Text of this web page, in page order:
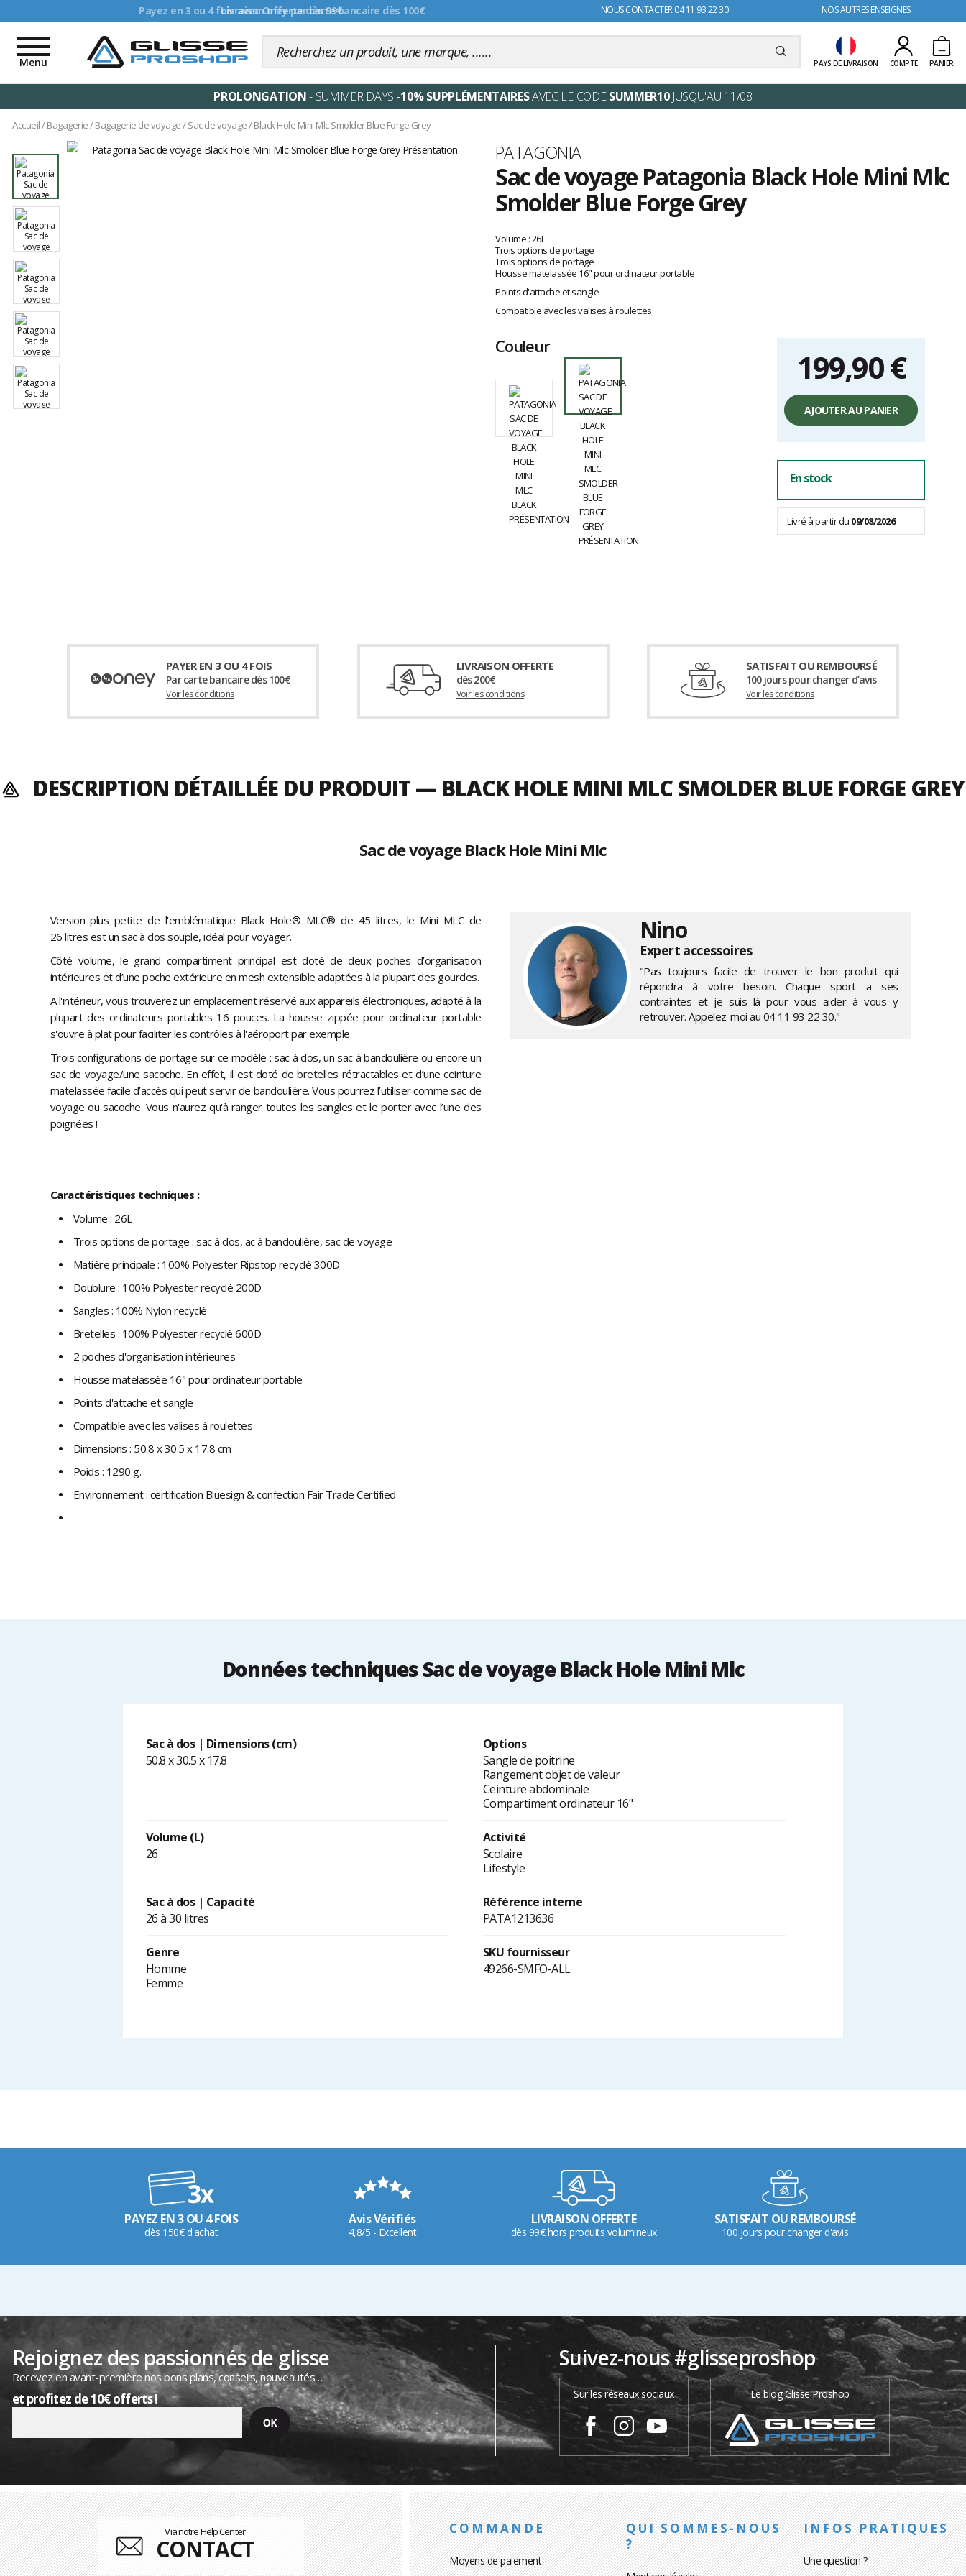
Livraison offerte dès 99€ NOUS CONTACTER 04 11 93 22 30 NOS AUTRES ENSEIGNES
PAYS DE LIVRAISON COMPTE PANIER
Toggle
navigation
Menu
PROLONGATION- SUMMER DAYS -10% SUPPLÉMENTAIRESAVEC LE CODESUMMER10JUSQU'AU 11/08
Accueil/Bagagerie/Bagagerie de voyage/Sac de voyage/Black Hole Mini Mlc Smolder Blue Forge Grey
Marque
PATAGONIA
Sac de voyage Patagonia Black Hole Mini Mlc
Smolder Blue Forge Grey
avis
clients
Volume : 26L
Trois options de portage
Trois options de portage
Housse matelassée 16" pour ordinateur portable
Points d'attache et sangle
Compatible avec les valises à roulettes
Couleur
199,90 €
Prix
unitaire,
hors
frais
AJOUTER AU PANIER
En stock
Livré à partir du 09/08/2026
PAYER EN 3 OU 4 FOIS
Par carte bancaire dès 100€
Voir les conditions
LIVRAISON OFFERTE
dès 200€
Voir les conditions
SATISFAIT OU REMBOURSÉ
100 jours pour changer d’avis
Voir les conditions
DESCRIPTION DÉTAILLÉE DU PRODUIT — BLACK HOLE MINI MLC SMOLDER BLUE FORGE GREY
Sac de voyage Black Hole Mini Mlc
Version plus petite de l'emblématique Black Hole® MLC® de 45 litres, le Mini MLC de
26 litres est un sac à dos souple, idéal pour voyager.
Côté volume, le grand compartiment principal est doté de deux poches d’organisation
intérieures et d’une poche extérieure en mesh extensible adaptées à la plupart des gourdes.
A l'intérieur, vous trouverez un emplacement réservé aux appareils électroniques, adapté à la
plupart des ordinateurs portables 16 pouces. La housse zippée pour ordinateur portable
s'ouvre à plat pour faciliter les contrôles à l'aéroport par exemple.
Trois configurations de portage sur ce modèle : sac à dos, un sac à bandoulière ou encore un
sac de voyage/une sacoche. En effet, il est doté de bretelles rétractables et d’une ceinture
matelassée facile d’accès qui peut servir de bandoulière. Vous pourrez l’utiliser comme sac de
voyage ou sacoche. Vous n'aurez qu'à ranger toutes les sangles et le porter avec l’une des
poignées !
Caractéristiques techniques :
Volume : 26L
Trois options de portage : sac à dos, ac à bandoulière, sac de voyage
Matière principale : 100% Polyester Ripstop recyclé 300D
Doublure : 100% Polyester recyclé 200D
Sangles : 100% Nylon recyclé
Bretelles : 100% Polyester recyclé 600D
2 poches d'organisation intérieures
Housse matelassée 16" pour ordinateur portable
Points d'attache et sangle
Compatible avec les valises à roulettes
Dimensions : 50.8 x 30.5 x 17.8 cm
Poids : 1290 g.
Environnement : certification Bluesign & confection Fair Trade Certified
Nino
Expert accessoires
"Pas toujours facile de trouver le bon produit qui
répondra à votre besoin. Chaque sport a ses
contraintes et je suis là pour vous aider à vous y
retrouver. Appelez-moi au 04 11 93 22 30."
Données techniques Sac de voyage Black Hole Mini Mlc
Sac à dos | Dimensions (cm)
50.8 x 30.5 x 17.8
Options
Sangle de poitrine
Rangement objet de valeur
Ceinture abdominale
Compartiment ordinateur 16"
Volume (L)
26
Activité
Scolaire
Lifestyle
Sac à dos | Capacité
26 à 30 litres
Référence interne
PATA1213636
Genre
Homme
Femme
SKU fournisseur
49266-SMFO-ALL
PAYEZ EN 3 OU 4 FOIS
dès 150€ d'achat
Avis Vérifiés
4,8/5 - Excellent
LIVRAISON OFFERTE
dès 99€ hors produits volumineux
SATISFAIT OU REMBOURSÉ
100 jours pour changer d'avis
Rejoignez des passionnés de glisse
Recevez en avant-première nos bons plans, conseils, nouveautés…
et profitez de 10€ offerts !
Suivez-nous #glisseproshop
Sur les réseaux sociaux Le blog Glisse Proshop
Via notre Help Center
CONTACT
COMMANDE
Moyens de paiement
QUI SOMMES-NOUS
?
INFOS PRATIQUES
Une question ?